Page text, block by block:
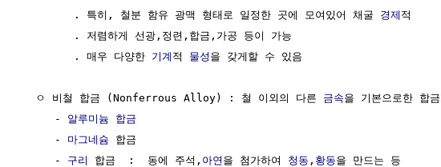
        . 특히, 철분 함유 광맥 형태로 일정한 곳에 모여있어 채굴
경제 적
        . 저렴하게 선광,정련,합금,가공 등이 가능
        . 매우 다양한
기계 적 물성 을 갖게할 수 있음
  ㅇ 비철 합금 (Nonferrous Alloy) : 철 이외의 다른
금속을 기본으로한 합금
     -
알루미늄 합금
     -
마그네슘 합금
     -
구리 합금  :  동에 주석, 아연 을 첨가하여 청동 , 황동을 만드는 등